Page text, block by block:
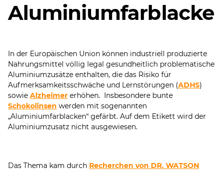
Aluminiumfarblacke
In der Europäischen Union können industriell produzierte
Nahrungsmittel völlig legal gesundheitlich problematische
Aluminiumzusätze enthalten, die das Risiko für
Aufmerksamkeitsschwäche und Lernstörungen (ADHS)
sowie Alzheimer erhöhen. Insbesondere bunte
Schokolinsen werden mit sogenannten
„Aluminiumfarblacken“ gefärbt. Auf dem Etikett wird der
Aluminiumzusatz nicht ausgewiesen.
Das Thema kam durch Recherchen von DR. WATSON